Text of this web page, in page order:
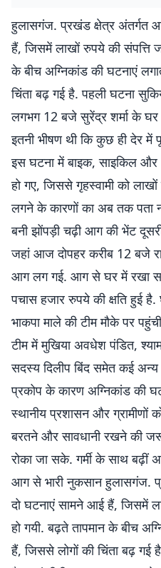
हुलासगंज. प्रखंड क्षेत्र अंतर्गत
हैं, जिसमें लाखों रुपये की संपत्ति
के बीच अग्निकांड की घटनाएं
चिंता बढ़ गई है. पहली घटना
लगभग 12 बजे सुरेंद्र शर्मा के
इतनी भीषण थी कि कुछ ही देर
इस घटना में बाइक, साइकिल
हो गए, जिससे गृहस्वामी को
लगने के कारणों का अब तक पता
बनी झोंपड़ी चढ़ी आग की भेंट
जहां आज दोपहर करीब 12 बजे
आग लग गई. आग से घर में रखा
पचास हजार रुपये की क्षति हुई है.
भाकपा माले की टीम मौके पर
टीम में मुखिया अवधेश पंडित,
सदस्य दिलीप बिंद समेत कई
प्रकोप के कारण अग्निकांड की
स्थानीय प्रशासन और ग्रामीणों
बरतने और सावधानी रखने की
रोका जा सके. गर्मी के साथ बढ़ीं
आग से भारी नुकसान हुलासगंज.
दो घटनाएं सामने आई हैं, जिसमें
हो गयी. बढ़ते तापमान के बीच
हैं, जिससे लोगों की चिंता बढ़ गई